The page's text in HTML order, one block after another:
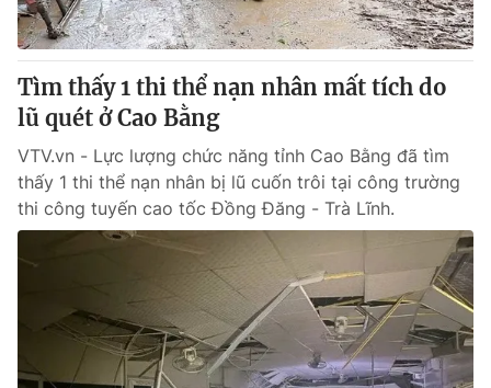
Tìm thấy 1 thi thể nạn nhân mất tích do
lũ quét ở Cao Bằng
VTV.vn - Lực lượng chức năng tỉnh Cao Bằng đã tìm
thấy 1 thi thể nạn nhân bị lũ cuốn trôi tại công trường
thi công tuyến cao tốc Đồng Đăng - Trà Lĩnh.